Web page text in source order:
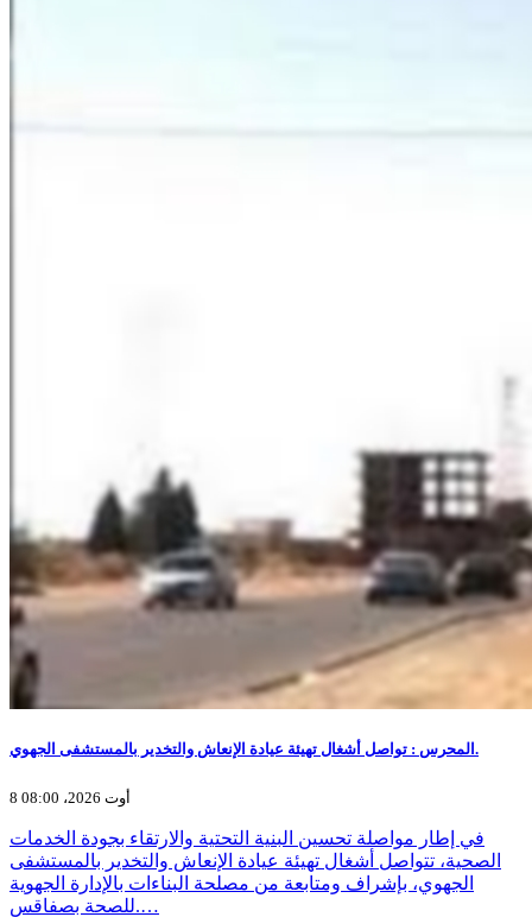
المحرس : تواصل أشغال تهيئة عيادة الإنعاش والتخدير بالمستشفى الجهوي.
8 أوت 2026، 08:00
في إطار مواصلة تحسين البنية التحتية والارتقاء بجودة الخدمات
الصحية، تتواصل أشغال تهيئة عيادة الإنعاش والتخدير بالمستشفى
الجهوي، بإشراف ومتابعة من مصلحة البناءات بالإدارة الجهوية
للصحة بصفاقس.…